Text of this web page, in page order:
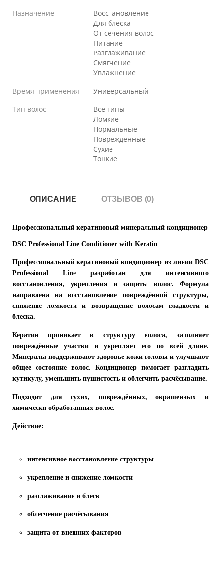
Назначение
Восстановление
Для блеска
От сечения волос
Питание
Разглаживание
Смягчение
Увлажнение
Время применения
Универсальный
Тип волос
Все типы
Ломкие
Нормальные
Поврежденные
Сухие
Тонкие
ОПИСАНИЕ ОТЗЫВОВ (0)
Профессиональный кератиновый минеральный кондиционер
DSC Professional Line Conditioner with Keratin
Профессиональный кератиновый кондиционер из линии DSC
Professional Line разработан для интенсивного
восстановления, укрепления и защиты волос. Формула
направлена на восстановление повреждённой структуры,
снижение ломкости и возвращение волосам гладкости и
блеска.
Кератин проникает в структуру волоса, заполняет
повреждённые участки и укрепляет его по всей длине.
Минералы поддерживают здоровье кожи головы и улучшают
общее состояние волос. Кондиционер помогает разгладить
кутикулу, уменьшить пушистость и облегчить расчёсывание.
Подходит для сухих, повреждённых, окрашенных и
химически обработанных волос.
Действие:
интенсивное восстановление структуры
укрепление и снижение ломкости
разглаживание и блеск
облегчение расчёсывания
защита от внешних факторов